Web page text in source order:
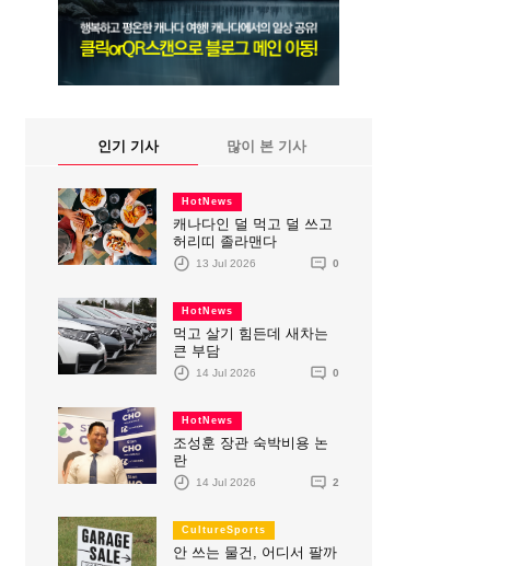
인기 기사 많이 본 기사
HotNews
캐나다인 덜 먹고 덜 쓰고
허리띠 졸라맨다
13 Jul 2026 0
HotNews
먹고 살기 힘든데 새차는
큰 부담
14 Jul 2026 0
HotNews
조성훈 장관 숙박비용 논
란
14 Jul 2026 2
CultureSports
안 쓰는 물건, 어디서 팔까